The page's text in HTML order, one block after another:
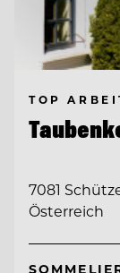
TOP
7081
Österreich